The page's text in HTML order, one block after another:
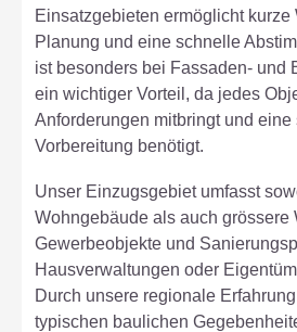
Einsatzgebieten ermöglicht
Planung und eine schnelle
ist besonders bei Fassaden- und
ein wichtiger Vorteil, da jedes
Anforderungen mitbringt und eine
Vorbereitung benötigt.
Unser Einzugsgebiet umfasst
Wohngebäude als auch grössere
Gewerbeobjekte und
Hausverwaltungen oder
Durch unsere regionale
typischen baulichen